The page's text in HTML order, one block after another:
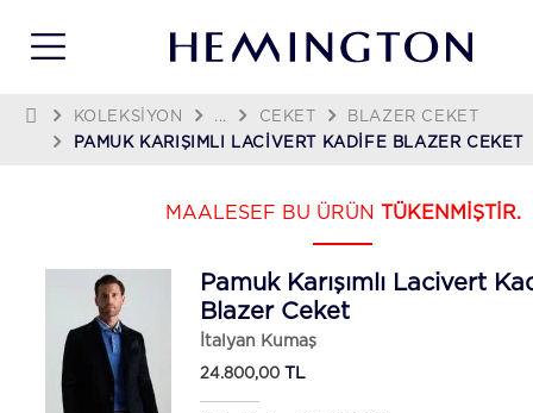
KOLEKSIYON ... CEKET
BLAZER CEKET
PAMUK KARIŞIMLI LACIVERT KADIFE BLAZER CEKET
MAALESEF BU ÜRÜN TÜKENMİŞTİR.
Pamuk Karışımlı Lacivert
Blazer Ceket
İtalyan Kumaş
24.800,00 TL